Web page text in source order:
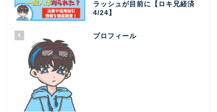
ラッシュが目前に【ロキ兄経済
4/24】
4 プロフィール